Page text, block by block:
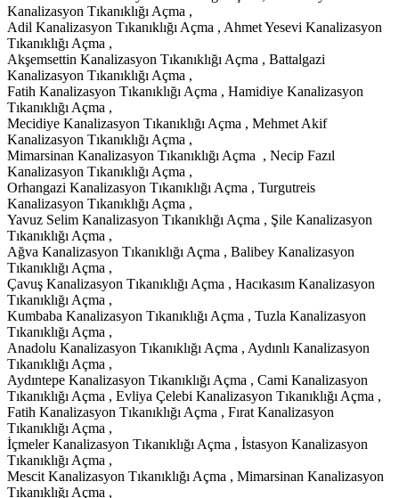
Kanalizasyon Tıkanıklığı Açma ,
Adil Kanalizasyon Tıkanıklığı Açma , Ahmet Yesevi Kanalizasyon
Tıkanıklığı Açma ,
Akşemsettin Kanalizasyon Tıkanıklığı Açma , Battalgazi
Kanalizasyon Tıkanıklığı Açma ,
Fatih Kanalizasyon Tıkanıklığı Açma , Hamidiye Kanalizasyon
Tıkanıklığı Açma ,
Mecidiye Kanalizasyon Tıkanıklığı Açma , Mehmet Akif
Kanalizasyon Tıkanıklığı Açma ,
Mimarsinan Kanalizasyon Tıkanıklığı Açma , Necip Fazıl
Kanalizasyon Tıkanıklığı Açma ,
Orhangazi Kanalizasyon Tıkanıklığı Açma , Turgutreis
Kanalizasyon Tıkanıklığı Açma ,
Yavuz Selim Kanalizasyon Tıkanıklığı Açma , Şile Kanalizasyon
Tıkanıklığı Açma ,
Ağva Kanalizasyon Tıkanıklığı Açma , Balibey Kanalizasyon
Tıkanıklığı Açma ,
Çavuş Kanalizasyon Tıkanıklığı Açma , Hacıkasım Kanalizasyon
Tıkanıklığı Açma ,
Kumbaba Kanalizasyon Tıkanıklığı Açma , Tuzla Kanalizasyon
Tıkanıklığı Açma ,
Anadolu Kanalizasyon Tıkanıklığı Açma , Aydınlı Kanalizasyon
Tıkanıklığı Açma ,
Aydıntepe Kanalizasyon Tıkanıklığı Açma , Cami Kanalizasyon
Tıkanıklığı Açma , Evliya Çelebi Kanalizasyon Tıkanıklığı Açma ,
Fatih Kanalizasyon Tıkanıklığı Açma , Fırat Kanalizasyon
Tıkanıklığı Açma ,
İçmeler Kanalizasyon Tıkanıklığı Açma , İstasyon Kanalizasyon
Tıkanıklığı Açma ,
Mescit Kanalizasyon Tıkanıklığı Açma , Mimarsinan Kanalizasyon
Tıkanıklığı Açma ,